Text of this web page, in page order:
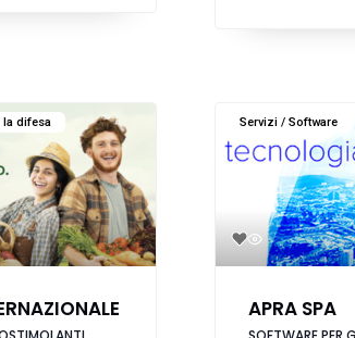
difesa Servizi / Software
APRA SPA